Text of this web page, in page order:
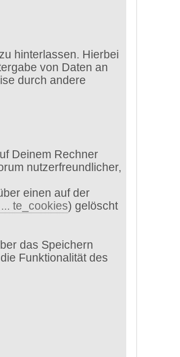
hinterlassen. Hierbei
von Daten an
durch andere
Deinem Rechner
nutzerfreundlicher,
einen auf der
te_cookies) gelöscht
das Speichern
Funktionalität des